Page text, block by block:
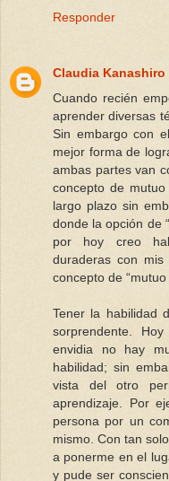
Responder
Claudia Kanashiro
Cuando recién
aprender diversas
Sin embargo con
mejor forma de
ambas partes van
concepto de
largo plazo sin
donde la opción de
por hoy creo
duraderas con
concepto de “mutuo
Tener la habilidad
sorprendente.
envidia no hay
habilidad; sin
vista del otro
aprendizaje. Por
persona por un
mismo. Con tan
a ponerme en el
y pude ser